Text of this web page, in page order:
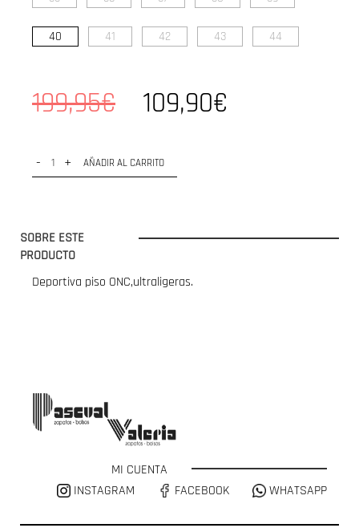
40 41 42 43 44
199,95€ 109,90€
- + AÑADIR AL CARRITO
SOBRE ESTE
PRODUCTO
Deportiva piso ONC,ultraligeras.
MI CUENTA
INSTAGRAM
FACEBOOK WHATSAPP